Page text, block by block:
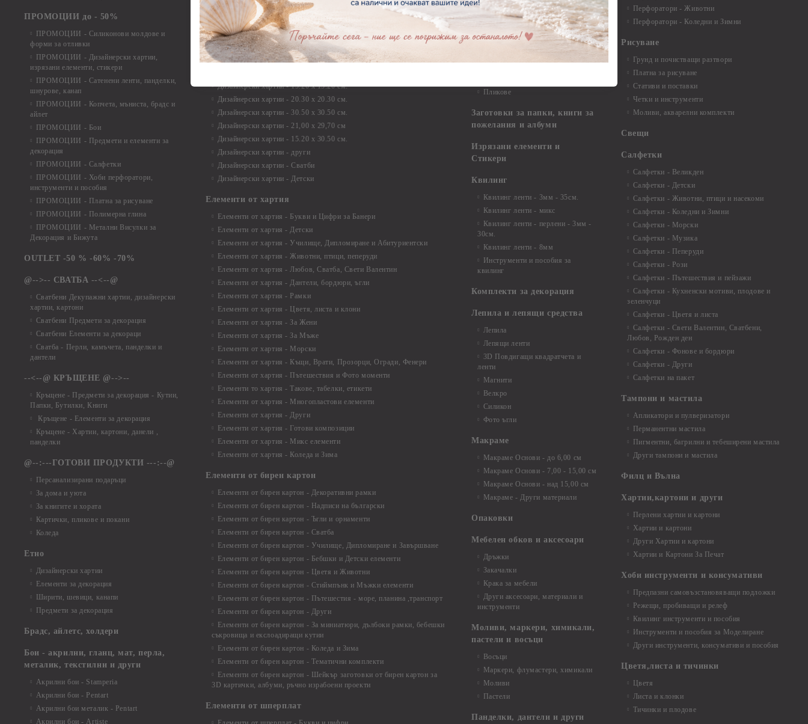
ПРОМОЦИИ до - 50%
ПРОМОЦИИ - Силиконови молдове и
форми за отливки
ПРОМОЦИИ - Дизайнерски хартии,
изрязани елементи, стикери
ПРОМОЦИИ - Сатенени ленти, панделки,
шнурове, канап
ПРОМОЦИИ - Копчета, мъниста, брадс и
айлет
ПРОМОЦИИ - Бои
ПРОМОЦИИ - Предмети и елементи за
декорация
ПРОМОЦИИ - Салфетки
ПРОМОЦИИ - Хоби перфоратори,
инструменти и пособия
ПРОМОЦИИ - Платна за рисуване
ПРОМОЦИИ - Полимерна глина
ПРОМОЦИИ - Метални Висулки за
Декорация и Бижута
OUTLET -50 % -60% -70%
@-->-- СВАТБА --<--@
Сватбени Декупажни хартии, дизайнерски
хартии, картони
Сватбени Предмети за декорация
Сватбени Елементи за декораци
Сватба - Перли, камъчета, панделки и
дантели
--<--@ КРЪЩЕНЕ @-->--
Кръщене - Предмети за декорация - Кутии,
Папки, Бутилки, Книги
Кръщене - Елементи за декорация
Кръщене - Хартии, картони, данели ,
панделки
@--:---ГОТОВИ ПРОДУКТИ ---:--@
Персанализирани подаръци
За дома и уюта
За книгите и хората
Картички, пликове и покани
Коледа
Етно
Дизайнерски хартии
Елементи за декорация
Ширити, шевици, канапи
Предмети за декорация
Брадс, айлетс, холдери
Бои - акрилни, гланц, мат, перла,
металик, текстилни и други
Акрилни бои - Stamperia
Акрилни бои - Pentart
Акрилни бои металик - Pentart
Акрилни бои - Artiste
Лепила
Краклета и медиуми
Шаблони
Инструменти и пособия
Дизайнерски хартии - 15.20 х 15.20 см.
Дизайнерски хартии - 20.30 х 20.30 см.
Дизайнерски хартии - 30.50 х 30.50 см.
Дизайнерски хартии - 21,00 х 29,70 см
Дизайнерски хартии - 15.20 x 30.50 см.
Дизайнерски хартии - други
Дизайнерски хартии - Сватби
Дизайнерски хартии - Детски
Елементи от хартия
Елементи от хартия - Букви и Цифри за Банери
Елементи от хартия - Детски
Елементи от хартия - Училище, Дипломиране и Абитуриентски
Елементи от хартия - Животни, птици, пеперуди
Елементи от хартия - Любов, Сватба, Свети Валентин
Елементи от хартия - Дантели, бордюри, ъгли
Елементи от хартия - Рамки
Елементи от хартия - Цветя, листа и клони
Елементи от хартия - За Жени
Елементи от хартия - За Мъже
Елементи от хартия - Морски
Елементи от хартия - Къщи, Врати, Прозорци, Огради, Фенери
Елементи от хартия - Пътешествия и Фото моменти
Елементи то хартия - Такове, табелки, етикети
Елементи от хартия - Многопластови елементи
Елементи от хартия - Други
Елементи от хартия - Готови композиции
Елементи от хартия - Микс елементи
Елементи от хартия - Коледа и Зима
Елементи от бирен картон
Елементи от бирен картон - Декоративни рамки
Елементи от бирен картон - Надписи на български
Елементи от бирен картон - Ъгли и орнаменти
Елементи от бирен картон - Сватба
Елементи от бирен картон - Училище, Дипломиране и Завършване
Елементи от бирен картон - Бебшки и Детски елементи
Елементи от бирен картон - Цветя и Животни
Елементи от бирен картон - Стиймпънк и Мъжки елементи
Елементи от бирен картон - Пътешестия - море, планина ,транспорт
Елементи от бирен картон - Други
Елементи от бирен картон - За миниатюри, дълбоки рамки, бебешки
съкровища и екслоадиращи кутии
Елементи от бирен картон - Коледа и Зима
Елементи от бирен картон - Тематични комплекти
Елементи от бирен картон - Шейкър заготовки от бирен картон за
3D картички, албуми, ръчно израбоени проекти
Елементи от шперплат
Заготовки и материали за
Заготовки за картички и
пликове
Пликове
Заготовки за папки, книги за
пожелания и албуми
Изрязани елементи и
Стикери
Квилинг
Квилинг ленти - 3мм - 35см.
Квилинг ленти - микс
Квилинг ленти - перлени - 3мм -
30см.
Квилинг ленти - 8мм
Инструменти и пособия за
квилинг
Комплекти за декорация
Лепила и лепящи средства
Лепила
Лепящи ленти
3D Повдигащи квадратчета и
ленти
Магнити
Велкро
Силикон
Фото ъгли
Макраме
Макраме Основи - до 6,00 см
Макраме Основи - 7,00 - 15,00 см
Макраме Основи - над 15,00 см
Макраме - Други материали
Опаковки
Мебелен обков и аксесоари
Дръжки
Закачалки
Крака за мебели
Други аксесоари, материали и
инструменти
Моливи, маркери, химикали,
пастели и восъци
Восъци
Маркери, флумастери, химикали
Моливи
Пастели
Панделки, дантели и други
Перфоратори - Животни
Перфоратори - Коледни и Зимни
Рисуване
Грунд и почистващи разтвори
Платна за рисуване
Стативи и поставки
Четки и инструменти
Моливи, акварелни комплекти
Свещи
Салфетки
Салфетки - Великден
Салфетки - Детски
Салфетки - Животни, птици и насекоми
Салфетки - Коледни и Зимни
Салфетки - Морски
Салфетки - Музика
Салфетки - Пеперуди
Салфетки - Рози
Салфетки - Пътешествия и пейзажи
Салфетки - Кухненски мотиви, плодове и
зеленчуци
Салфетки - Цветя и листа
Салфетки - Свети Валентин, Сватбени,
Любов, Рожден ден
Салфетки - Фонове и бордюри
Салфетки - Други
Салфетки на пакет
Тампони и мастила
Апликатори и пулверизатори
Перманентни мастила
Пигментни, багрилни и тебеширени мастила
Други тампони и мастила
Филц и Вълна
Хартии,картони и други
Перлени хартии и картони
Хартии и картони
Други Хартии и картони
Хартии и Картони За Печат
Хоби инструменти и консумативи
Предпазни самовъзстановяващи подложки
Режещи, пробиващи и релеф
Квилинг инструменти и пособия
Инструменти и пособия за Моделиране
Други инструменти, консумативи и пособия
Цветя,листа и тичинки
Цветя
Листа и клонки
Тичинки и плодове